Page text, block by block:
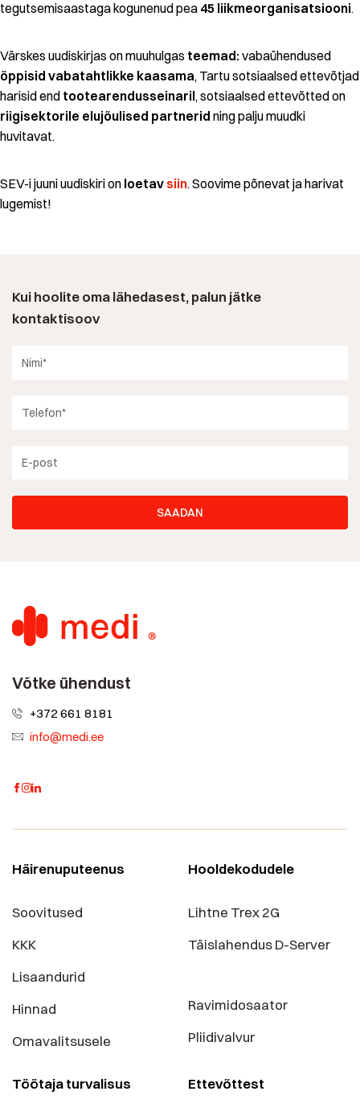
tegutsemisaastaga kogunenud pea 45 liikmeorganisatsiooni.
Värskes uudiskirjas on muuhulgas teemad:vabaühendused
õppisid vabatahtlikke kaasama, Tartu sotsiaalsed ettevõtjad
harisid end tootearendusseinaril, sotsiaalsed ettevõtted on
riigisektorile elujõulised partnerid ning palju muudki
huvitavat.
SEV-i juuni uudiskiri on loetav siin. Soovime põnevat ja harivat
lugemist!
Kui hoolite oma lähedasest, palun jätke
kontaktisoov
Võtke ühendust
+372 661 8181
info@medi.ee
Häirenuputeenus
Soovitused
KKK
Lisaandurid
Hinnad
Omavalitsusele
Hooldekodudele
Lihtne Trex 2G
Täislahendus D-Server
Ravimidosaator
Pliidivalvur
Töötaja turvalisus Ettevõttest